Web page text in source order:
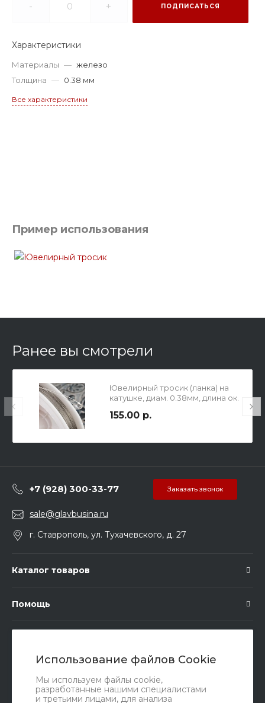
Использование файлов Cookie
Мы используем файлы cookie,
разработанные нашими специалистами
и третьими лицами, для анализа
- + ПОДПИСАТЬСЯ
Характеристики
Материалы — железо
Толщина — 0.38 мм
Все характеристики
Пример использования
Ранее вы смотрели
Ювелирный тросик (ланка) на
катушке, диам. 0.38мм, длина ок.
155.00 р.
+7 (928) 300-33-77 Заказать звонок
sale@glavbusina.ru
г. Ставрополь, ул. Тухачевского, д. 27
Каталог товаров
Помощь